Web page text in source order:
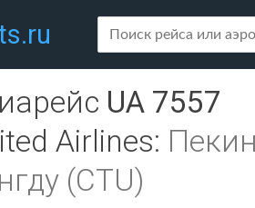
UA 7557
Airlines:
(CTU)